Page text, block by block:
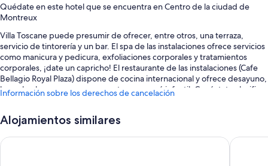
Quédate en este hotel que se encuentra en Centro de la ciudad de
Montreux
Villa Toscane puede presumir de ofrecer, entre otros, una terraza,
servicio de tintorería y un bar. El spa de las instalaciones ofrece servicios
como manicura y pedicura, exfoliaciones corporales y tratamientos
corporales, ¡date un capricho! El restaurante de las instalaciones (Cafe
Bellagio Royal Plaza) dispone de cocina internacional y ofrece desayuno,
brunch, almuerzo y cena y cuenta con menú infantil. Conéctate al wifi
negocios 24 h.
También podrás disfrutar de otros servicios, como:
Información sobre los derechos de cancelación
Alojamientos similares
The Freddie Mercury Hotel Hôtel